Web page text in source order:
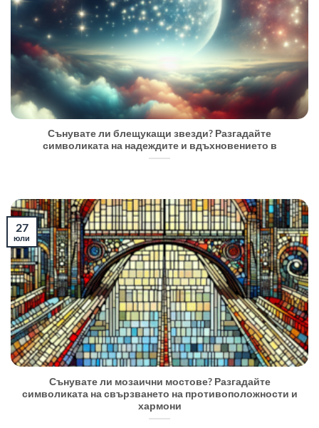
Сънувате ли блещукащи звезди? Разгадайте
символиката на надеждите и вдъхновението в
Сънувате ли мозаични мостове? Разгадайте
символиката на свързването на противоположности и
хармони
27
юли